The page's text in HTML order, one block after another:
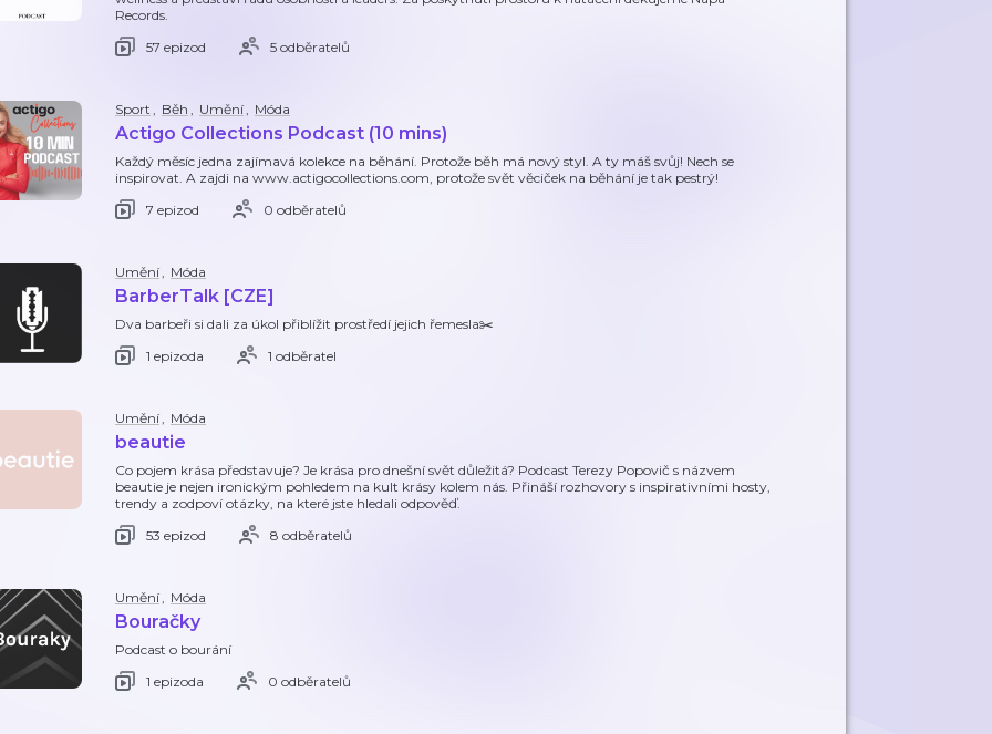
Records.
57 epizod
5 odběratelů
Sport , Běh , Umění, Móda
Actigo Collections Podcast (10 mins)
Každý měsíc jedna zajímavá kolekce na běhání. Protože běh má nový styl. A ty máš svůj! Nech se
inspirovat. A zajdi na www.actigocollections.com, protože svět věciček na běhání je tak pestrý!
7 epizod
0 odběratelů
Umění, Móda
BarberTalk [CZE]
Dva barbeři si dali za úkol přiblížit prostředí jejich řemesla✂️
1 epizoda
1 odběratel
Umění, Móda
beautie
Co pojem krása představuje? Je krása pro dnešní svět důležitá? Podcast Terezy Popovič s názvem
beautie je nejen ironickým pohledem na kult krásy kolem nás. Přináší rozhovory s inspirativními hosty,
trendy a zodpoví otázky, na které jste hledali odpověď.
53 epizod
8 odběratelů
Umění, Móda
Bouračky
Podcast o bourání
1 epizoda
0 odběratelů